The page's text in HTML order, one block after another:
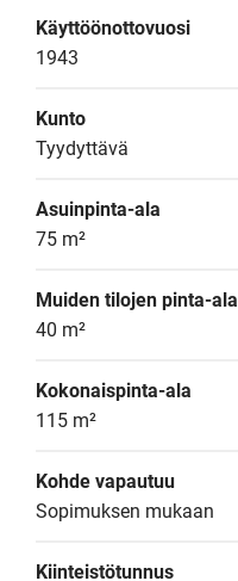
Käyttöönottovuosi
1943
Kunto
Tyydyttävä
Asuinpinta-ala
75 m²
Muiden tilojen pinta-ala
40 m²
Kokonaispinta-ala
115 m²
Kohde vapautuu
Sopimuksen mukaan
Kiinteistötunnus